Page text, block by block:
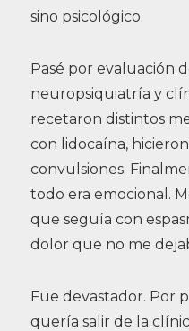
sino psicológico.
Pasé por evaluación
neuropsiquiatría y
recetaron distintos
con lidocaína,
convulsiones.
todo era emocional.
que seguía con
dolor que no me
Fue devastador. Por
quería salir de la